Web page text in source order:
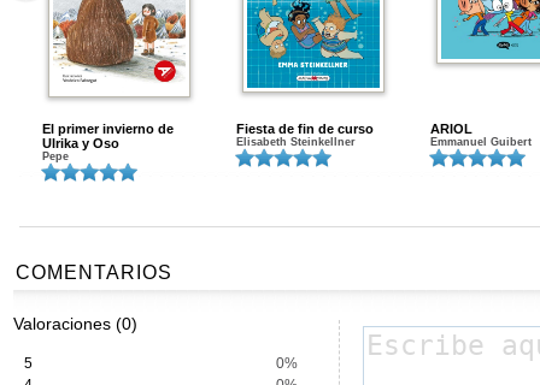
El primer invierno de
Ulrika y Oso
Pepe
Fiesta de fin de curso
Elisabeth Steinkellner
ARIOL
Emmanuel Guibert
COMENTARIOS
Valoraciones (0)
5
0%